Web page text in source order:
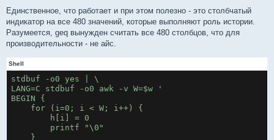
Единственное, что работает и при этом полезно - это столбчатый
индикатор на все 480 значений, которые выполняют роль истории.
Разумеется, geq вынужден считать все 480 столбцов, что для
производительности - не айс.
Shell
stdbuf -o0 yes | \
LANG=C stdbuf -o0 awk -v W=$w '
BEGIN {
    for (i=0; i < W; i++) {
        h[i] = 0
        printf "\0"
    }